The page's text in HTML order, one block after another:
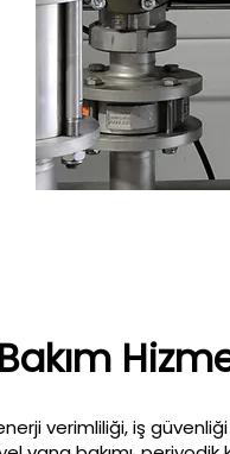
verimliliği, iş